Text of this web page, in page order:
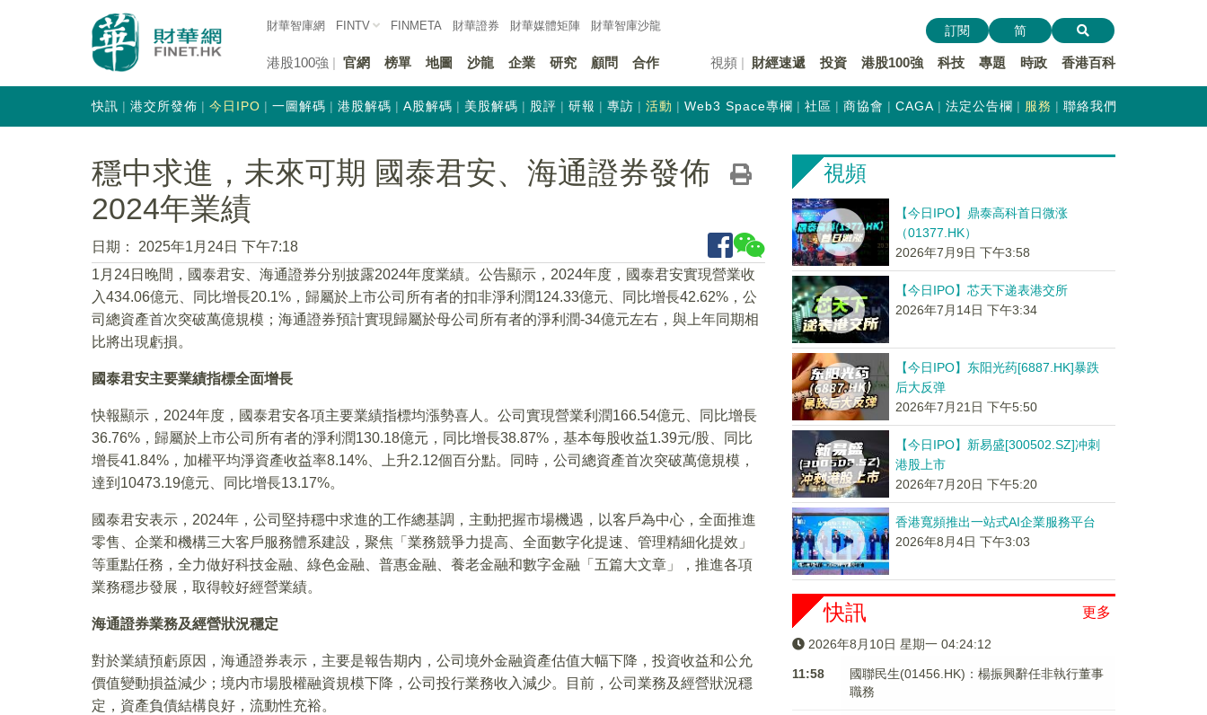
財華智庫網 FINTV FINMETA 財華證券 財華媒體矩陣 財華智庫沙龍
港股100強 官網 榜單 地圖 沙龍 企業 研究 顧問 合作 視頻 財經速遞 投資 港股100強 科技 專題 時政 香港百科
訂閱 简
快訊 港交所發佈 今日IPO 一圖解碼 港股解碼 A股解碼 美股解碼 股評 研報 專訪 活動 Web3 Space專欄 社區 商協會 CAGA 法定公告欄 服務 聯絡我們
穩中求進，未來可期 國泰君安、海通證券發佈
2024年業績
日期：
2025年1月24日 下午7:18
1月24日晚間，國泰君安、海通證券分别披露2024年度業績。公告顯示，2024年度，國泰君安實現營業收
入434.06億元、同比增長20.1%，歸屬於上市公司所有者的扣非淨利潤124.33億元、同比增長42.62%，公
司總資產首次突破萬億規模；海通證券預計實現歸屬於母公司所有者的淨利潤-34億元左右，與上年同期相
比將出現虧損。
國泰君安主要業績指標全面增長
快報顯示，2024年度，國泰君安各項主要業績指標均漲勢喜人。公司實現營業利潤166.54億元、同比增長
36.76%，歸屬於上市公司所有者的淨利潤130.18億元，同比增長38.87%，基本每股收益1.39元/股、同比
增長41.84%，加權平均淨資產收益率8.14%、上升2.12個百分點。同時，公司總資產首次突破萬億規模，
達到10473.19億元、同比增長13.17%。
國泰君安表示，2024年，公司堅持穩中求進的工作總基調，主動把握市場機遇，以客戶為中心，全面推進
零售、企業和機構三大客戶服務體系建設，聚焦「業務競爭力提高、全面數字化提速、管理精細化提效」
等重點任務，全力做好科技金融、綠色金融、普惠金融、養老金融和數字金融「五篇大文章」，推進各項
業務穩步發展，取得較好經營業績。
海通證券業務及經營狀況穩定
對於業績預虧原因，海通證券表示，主要是報告期内，公司境外金融資產估值大幅下降，投資收益和公允
價值變動損益減少；境内市場股權融資規模下降，公司投行業務收入減少。目前，公司業務及經營狀況穩
定，資產負債結構良好，流動性充裕。
視頻
【今日IPO】鼎泰高科首日微涨
（01377.HK）
2026年7月9日 下午3:58
【今日IPO】芯天下递表港交所
2026年7月14日 下午3:34
【今日IPO】东阳光药[6887.HK]暴跌
后大反弹
2026年7月21日 下午5:50
【今日IPO】新易盛[300502.SZ]冲刺
港股上市
2026年7月20日 下午5:20
香港寬頻推出一站式AI企業服務平台
2026年8月4日 下午3:03
更多
快訊
2026年8月10日 星期一 04:24:12
11:58
國聯民生(01456.HK)：楊振興辭任非執行董事
職務